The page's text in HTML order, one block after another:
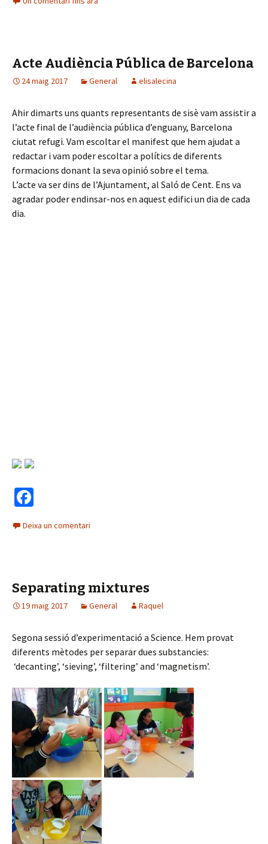
b
k
Acte Audiència Pública de Barcelona
24 maig 2017 General elisalecina
Ahir dimarts uns quants representants de sisè vam assistir a
l’acte final de l’audiència pública d’enguany, Barcelona
ciutat refugi. Vam escoltar el manifest que hem ajudat a
redactar i vam poder escoltar a polítics de diferents
formacions donant la seva opinió sobre el tema.
L’acte va ser dins de l’Ajuntament, al Saló de Cent. Ens va
agradar poder endinsar-nos en aquest edifici un dia de cada
dia.
b
k
Deixa un comentari
Separating mixtures
19 maig 2017 General Raquel
Segona sessió d’experimentació a Science. Hem provat
diferents mètodes per separar dues substancies:
‘decanting’, ‘sieving’, ‘filtering’ and ‘magnetism’.